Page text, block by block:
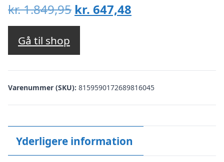
kr.1.849,95 Den
oprindelige
var:
kr. 1.849,95.
kr. 647,48
kr. 647,48.
Gå til shop
Varenummer (SKU): 8159590172689816045
Yderligere information